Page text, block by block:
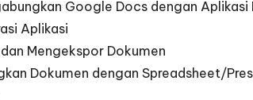
Google Docs dengan Aplikasi
Aplikasi
Mengekspor Dokumen
Dokumen dengan Spreadsheet/